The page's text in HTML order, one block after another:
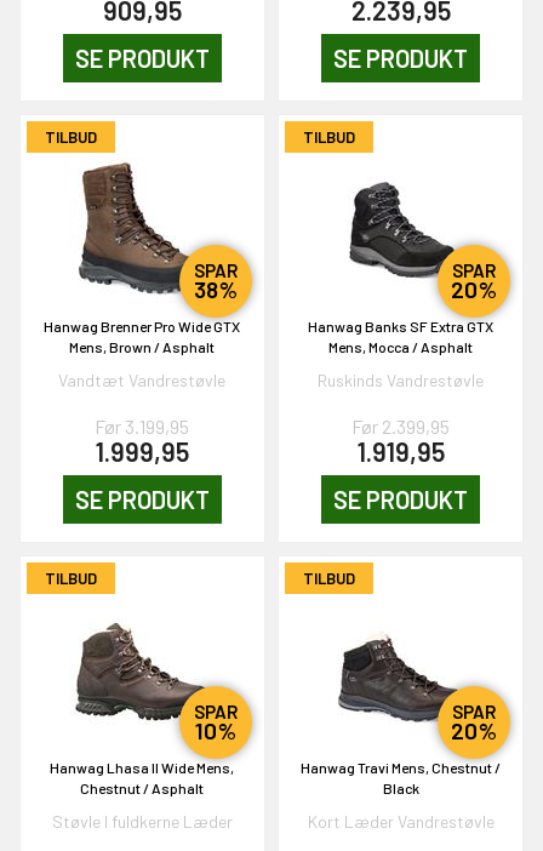
909,95
SE PRODUKT
2.239,95
SE PRODUKT
TILBUD
SPAR
38%
Hanwag Brenner Pro Wide GTX
Mens, Brown / Asphalt
Vandtæt Vandrestøvle
Før 3.199,95
1.999,95
SE PRODUKT
TILBUD
SPAR
20%
Hanwag Banks SF Extra GTX
Mens, Mocca / Asphalt
Ruskinds Vandrestøvle
Før 2.399,95
1.919,95
SE PRODUKT
TILBUD
SPAR
10%
Hanwag Lhasa II Wide Mens,
Chestnut / Asphalt
Støvle I fuldkerne Læder
TILBUD
SPAR
20%
Hanwag Travi Mens, Chestnut /
Black
Kort Læder Vandrestøvle
PÅ
om et gavekort på
om måneden
DELTAG!
NEJ TAK!